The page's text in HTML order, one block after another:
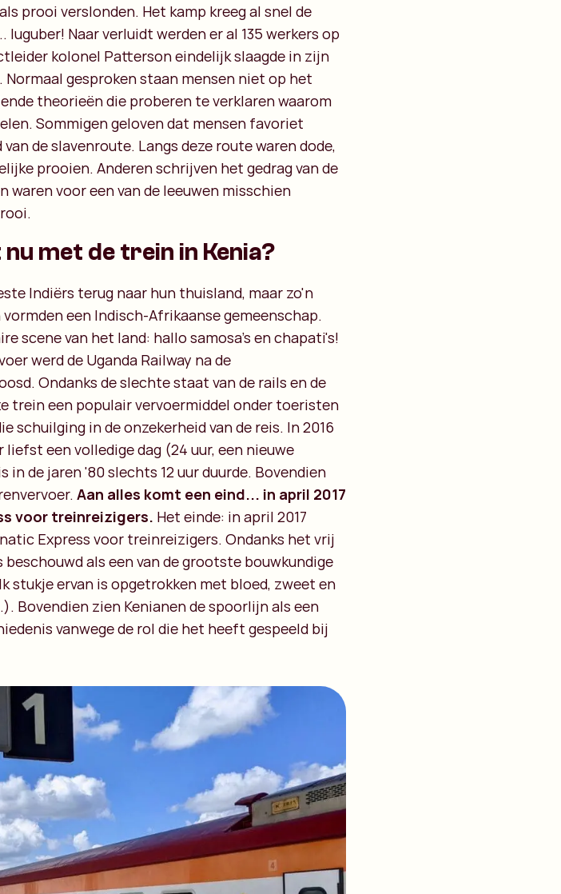
prooi verslonden. Het kamp kreeg al snel de
Naar verluidt werden er al 135 werkers op
kolonel Patterson eindelijk slaagde in zijn
gesproken staan mensen niet op het
theorieën die proberen te verklaren waarom
Sommigen geloven dat mensen favoriet
de slavenroute. Langs deze route waren dode,
prooien. Anderen schrijven het gedrag van de
voor een van de leeuwen misschien
met de trein in Kenia?
Indiërs terug naar hun thuisland, maar zo'n
een Indisch-Afrikaanse gemeenschap.
scene van het land: hallo samosa's en chapati's!
werd de Uganda Railway na de
Ondanks de slechte staat van de rails en de
trein een populair vervoermiddel onder toeristen
schuilging in de onzekerheid van de reis. In 2016
een volledige dag (24 uur, een nieuwe
de jaren '80 slechts 12 uur duurde. Bovendien
Aan alles komt een eind... in april 2017
voor treinreizigers. Het einde: in april 2017
Express voor treinreizigers. Ondanks het vrij
als een van de grootste bouwkundige
stukje ervan is opgetrokken met bloed, zweet en
Bovendien zien Kenianen de spoorlijn als een
vanwege de rol die het heeft gespeeld bij